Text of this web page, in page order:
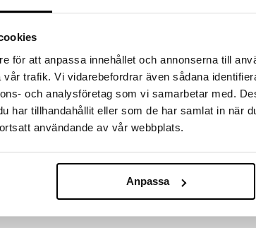
för att anpassa innehållet och annonserna till
trafik. Vi vidarebefordrar även sådana
och analysföretag som vi samarbetar med.
har tillhandahållit eller som de har samlat in när
användande av vår webbplats.
Anpassa